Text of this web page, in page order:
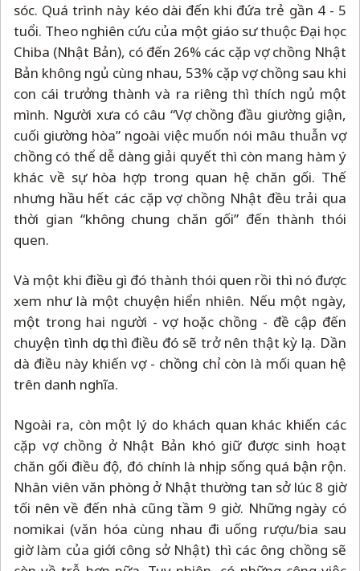
sóc. Quá trình này kéo dài đến khi đứa trẻ gần 4 - 5
tuổi. Theo nghiên cứu của một giáo sư thuộc Đại học
Chiba (Nhật Bản), có đến 26% các cặp vợ chồng Nhật
Bản không ngủ cùng nhau, 53% cặp vợ chồng sau khi
con cái trưởng thành và ra riêng thì thích ngủ một
mình. Người xưa có câu “Vợ chồng đầu giường giận,
cuối giường hòa” ngoài việc muốn nói mâu thuẫn vợ
chồng có thể dễ dàng giải quyết thì còn mang hàm ý
khác về sự hòa hợp trong quan hệ chăn gối. Thế
nhưng hầu hết các cặp vợ chồng Nhật đều trải qua
thời gian “không chung chăn gối” đến thành thói
quen.
Và một khi điều gì đó thành thói quen rồi thì nó được
xem như là một chuyện hiển nhiên. Nếu một ngày,
một trong hai người - vợ hoặc chồng - đề cập đến
chuyện tình dục thì điều đó sẽ trở nên thật kỳ lạ. Dần
dà điều này khiến vợ - chồng chỉ còn là mối quan hệ
trên danh nghĩa.
Ngoài ra, còn một lý do khách quan khác khiến các
cặp vợ chồng ở Nhật Bản khó giữ được sinh hoạt
chăn gối điều độ, đó chính là nhịp sống quá bận rộn.
Nhân viên văn phòng ở Nhật thường tan sở lúc 8 giờ
tối nên về đến nhà cũng tầm 9 giờ. Những ngày có
nomikai (văn hóa cùng nhau đi uống rượu/bia sau
giờ làm của giới công sở Nhật) thì các ông chồng sẽ